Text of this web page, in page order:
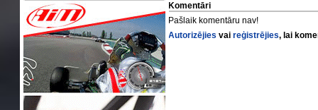
Komentāri
Pašlaik komentāru nav!
Autorizējies vaireģistrējies, lai